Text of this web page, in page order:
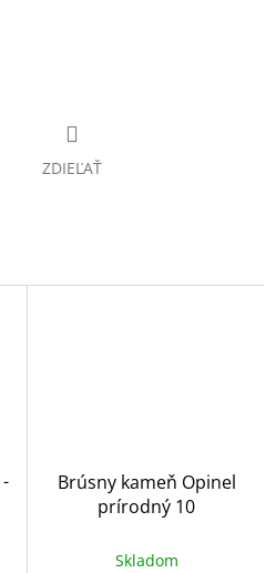
ZDIEĽAŤ
Brúsny kameň Opinel
prírodný 10
Skladom